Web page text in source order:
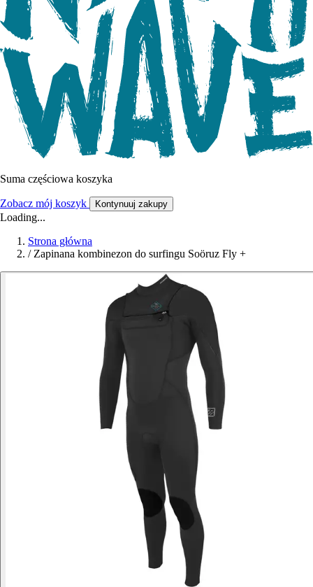
Suma częściowa koszyka
Zobacz mój koszyk Kontynuuj zakupy
Loading...
Strona główna
/ Zapinana kombinezon do surfingu Soöruz Fly +